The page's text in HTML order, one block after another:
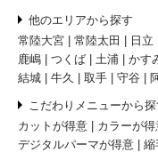
他のエリアから探す
常陸大宮
常陸太田 日立
鹿嶋
つくば 土浦 かす
結城
牛久 取手 守谷
こだわりメニューから探
カットが得意
カラーが得
デジタルパーマが得意
縮